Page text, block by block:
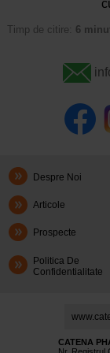
Timp de citire: 6
Despre Noi
Articole
Prospecte
Politica De
Confidentialitate
CATENA